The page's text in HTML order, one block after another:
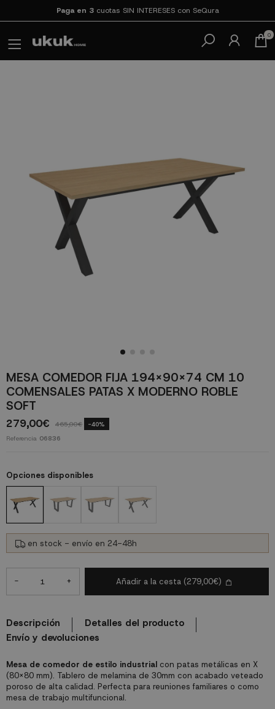
Paga en 3cuotas SIN INTERESES con SeQura
0
MESA COMEDOR FIJA 194X90X74 CM 10
COMENSALES PATAS X MODERNO ROBLE
SOFT
279,00€ 465,00€ -40%
Referencia 06836
Mesa de comedor de estilo industrialcon patas metálicas en X
(80x80 mm). Tablero de melamina de 30mm con acabado veteado
poroso de alta calidad. Perfecta para reuniones familiares o como
mesa de trabajo multifuncional.
Opciones disponibles
en stock - envío en 24-48h
- + Añadir a la cesta (279,00€)
Descripción
Detalles del producto
Envío y devoluciones